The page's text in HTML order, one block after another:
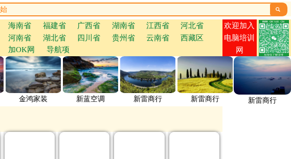

海南省 福建省 广西省 湖南省 江西省
河北省
河南省 湖北省 四川省 贵州省 云南省
西藏区
加OK网 导航项
欢迎加入
电脑培训
网
金鸿家装 新蓝空调 新雷商行 新雷商行 新雷商行